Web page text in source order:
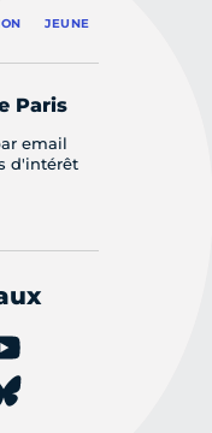
JEUNE
Paris
email
d'intérêt